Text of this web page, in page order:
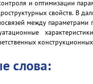
и оптимизации
свойств. В
между параметрами
слова: